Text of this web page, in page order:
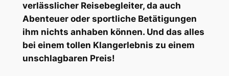
verlässlicher Reisebegleiter, da auch
Abenteuer oder sportliche Betätigungen
ihm nichts anhaben können. Und das alles
bei einem tollen Klangerlebnis zu einem
unschlagbaren Preis!